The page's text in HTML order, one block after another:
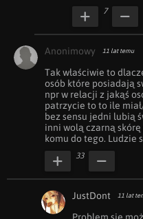
7
Anonimowy 11 lat temu
Tak właściwie to
osób które posiadają
npr w relacji z jakąś
patrzycie to to ile
bez sensu jedni lubią
inni wolą czarną
komu do tego. Ludzie
33
JustDont 11 lat
Problem się